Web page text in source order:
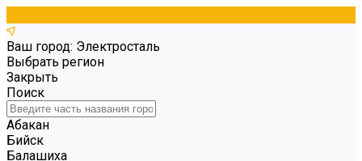
Ваш город: Электросталь
Выбрать регион
Закрыть
Поиск
Абакан
Бийск
Балашиха